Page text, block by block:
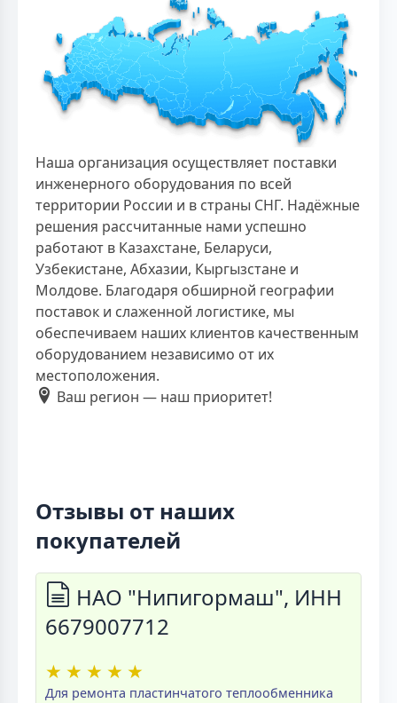
Наша организация осуществляет поставки
инженерного оборудования по всей
территории России и в страны СНГ. Надёжные
решения рассчитанные нами успешно
работают в Казахстане, Беларуси,
Узбекистане, Абхазии, Кыргызстане и
Молдове. Благодаря обширной географии
поставок и слаженной логистике, мы
обеспечиваем наших клиентов качественным
оборудованием независимо от их
местоположения.
Ваш регион — наш приоритет!
Отзывы от наших
покупателей
НАО "Нипигормаш", ИНН
6679007712
★ ★ ★ ★ ★
Для ремонта пластинчатого теплообменника